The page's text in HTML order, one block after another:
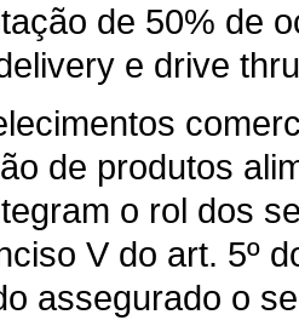
de 50% de
e drive
de produtos
o rol dos
V do art. 5º
assegurado o